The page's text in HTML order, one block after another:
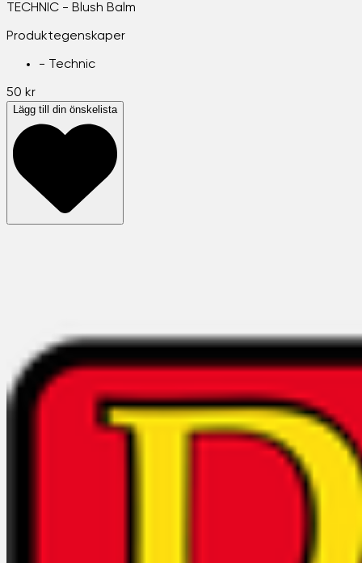
TECHNIC - Blush Balm
Produktegenskaper
- Technic
50 kr
Lägg till din önskelista